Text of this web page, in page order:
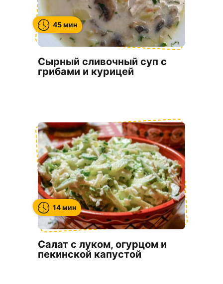
45 мин
Сырный сливочный суп с
грибами и курицей
14 мин
Салат с луком, огурцом и
пекинской капустой